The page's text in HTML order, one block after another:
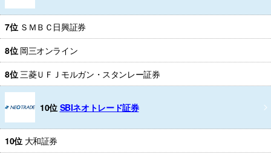
7位 ＳＭＢＣ日興証券
8位 岡三オンライン
8位 三菱ＵＦＪモルガン・スタンレー証券
10位 SBIネオトレード証券
10位 大和証券